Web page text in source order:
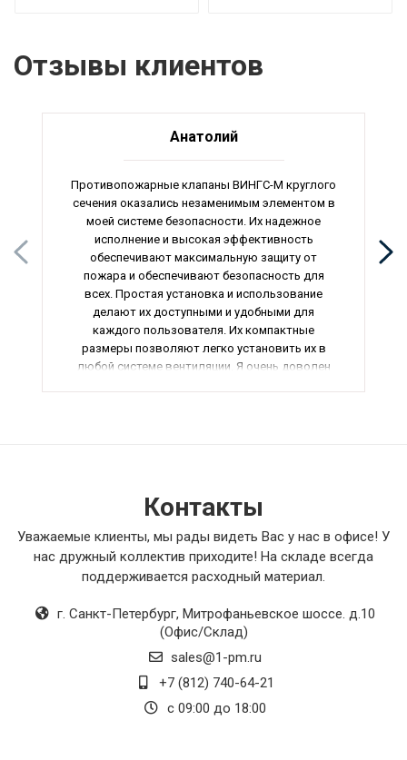
Отзывы клиентов
Анатолий
Противопожарные клапаны ВИНГС-М круглого
сечения оказались незаменимым элементом в
моей системе безопасности. Их надежное
исполнение и высокая эффективность
обеспечивают максимальную защиту от
пожара и обеспечивают безопасность для
всех. Простая установка и использование
делают их доступными и удобными для
каждого пользователя. Их компактные
размеры позволяют легко установить их в
любой системе вентиляции. Я очень доволен
Контакты
Уважаемые клиенты, мы рады видеть Вас у нас в офисе! У
нас дружный коллектив приходите! На складе всегда
поддерживается расходный материал.
г. Санкт-Петербург, Митрофаньевское шоссе. д.10
(Офис/Склад)
sales@1-pm.ru
+7 (812) 740-64-21
с 09:00 до 18:00